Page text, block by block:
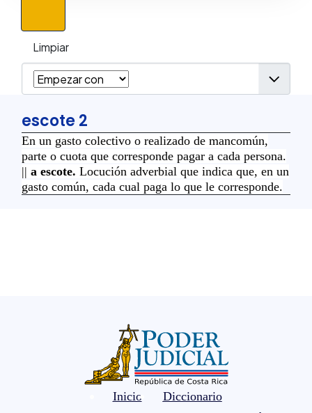
escote 2
En un gasto colectivo o realizado de mancomún,
parte o cuota que corresponde pagar a cada persona.
|| a escote. Locución adverbial que indica que, en un
gasto común, cada cual paga lo que le corresponde.
Inicio
Diccionario